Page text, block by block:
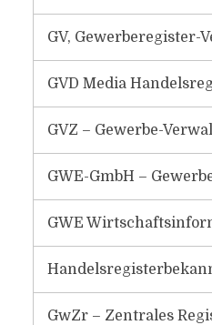
GV, Gewerberegister-
GVD Media
GVZ – Gewerbe-
GWE-GmbH –
GWE
GwZr – Zentrales